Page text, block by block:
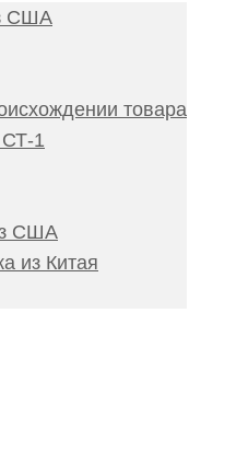
США
товара
1
США
из Китая